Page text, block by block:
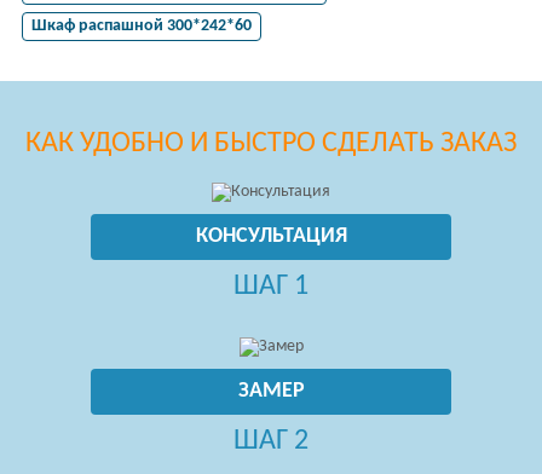
Шкаф распашной 300*242*60
КАК УДОБНО И БЫСТРО СДЕЛАТЬ ЗАКАЗ
КОНСУЛЬТАЦИЯ
ШАГ 1
ЗАМЕР
ШАГ 2